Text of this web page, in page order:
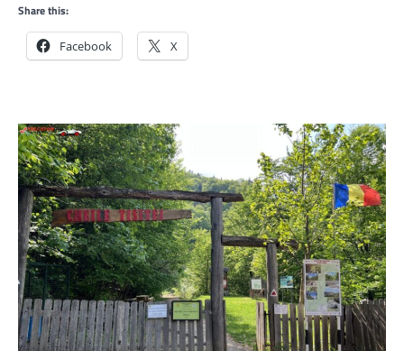
Share this:
Facebook X